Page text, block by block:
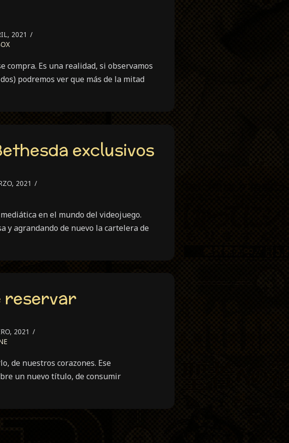
2021
Es una realidad, si observamos
podremos ver que más de la mitad
exclusivos
2021
en el mundo del videojuego.
y agrandando de nuevo la cartelera de
reservar
2021
de nuestros corazones. Ese
un nuevo título, de consumir